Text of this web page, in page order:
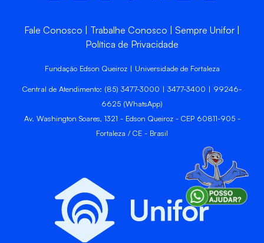
Fale Conosco Trabalhe Conosco
Sempre Unifor
Política de Privacidade
Fundação Edson Queiroz | Universidade de Fortaleza
Central de Atendimento: (85) 3477-3000 | 3477-3400 | 99246-
6625 (WhatsApp)
Av. Washington Soares, 1321 - Edson Queiroz - CEP 60811-905 -
Fortaleza / CE - Brasil